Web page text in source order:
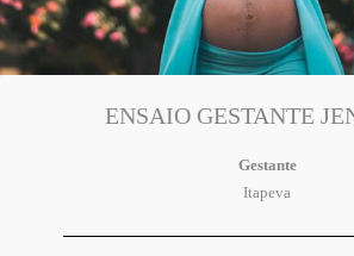
ENSAIO GESTANTE
Gestante
Itapeva